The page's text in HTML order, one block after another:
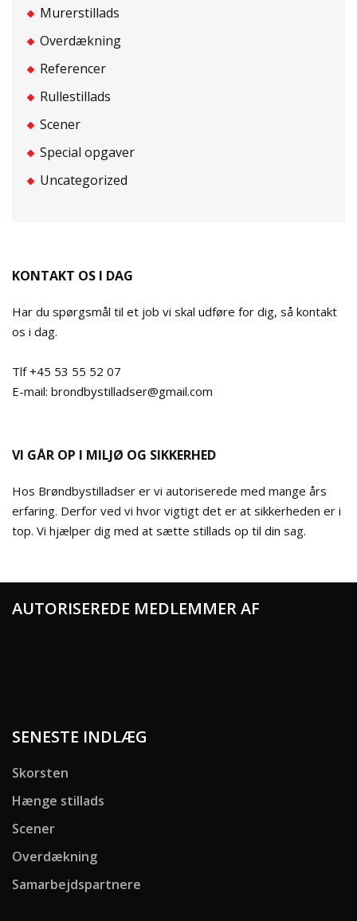
Murerstillads
Overdækning
Referencer
Rullestillads
Scener
Special opgaver
Uncategorized
KONTAKT OS I DAG
Har du spørgsmål til et job vi skal udføre for dig, så kontakt
os i dag.
Tlf +45 53 55 52 07
E-mail: brondbystilladser@gmail.com
VI GÅR OP I MILJØ OG SIKKERHED
Hos Brøndbystilladser er vi autoriserede med mange års
erfaring. Derfor ved vi hvor vigtigt det er at sikkerheden er i
top. Vi hjælper dig med at sætte stillads op til din sag.
AUTORISEREDE MEDLEMMER AF
SENESTE INDLÆG
Skorsten
Hænge stillads
Scener
Overdækning
Samarbejdspartnere